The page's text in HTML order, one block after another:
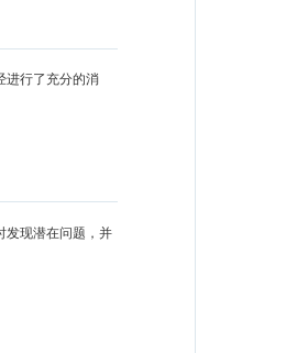
进行了充分的消
发现潜在问题，并